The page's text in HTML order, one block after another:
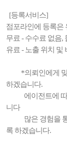
[등록서비스]
점포라인에 등록은
무료 - 수수료 없음,
유료 - 노출 위치 및
*의뢰인에게 맞
하겠습니다.
에이전트에 따라
니다
많은 경험을 통
록 하겠습니다.